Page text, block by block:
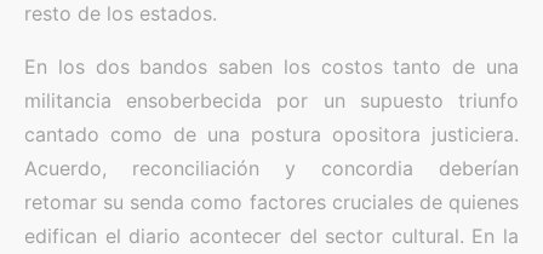
resto de los estados.
En los dos bandos saben los costos tanto de una
militancia ensoberbecida por un supuesto triunfo
cantado como de una postura opositora justiciera.
Acuerdo, reconciliación y concordia deberían
retomar su senda como factores cruciales de quienes
edifican el diario acontecer del sector cultural. En la